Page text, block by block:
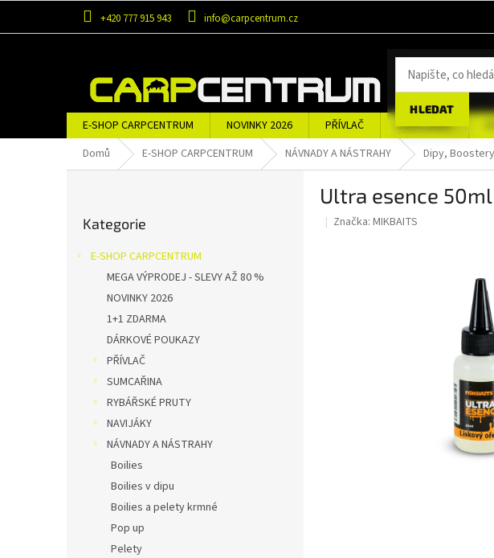
obsah
+420 777 915 943 info@carpcentrum.cz
HLEDAT
E-SHOP CARPCENTRUM NOVINKY 2026 PŘÍVLAČ SUMCAŘINA
OBLEČENÍ A OBUV
ZNAČKY
Domů E-SHOP CARPCENTRUM NÁVNADY A NÁSTRAHY Dipy,
kategorie
Kategorie
E-SHOP CARPCENTRUM
MEGA VÝPRODEJ - SLEVY AŽ 80 %
NOVINKY 2026
1+1 ZDARMA
DÁRKOVÉ POUKAZY
PŘÍVLAČ
SUMCAŘINA
RYBÁŘSKÉ PRUTY
NAVIJÁKY
NÁVNADY A NÁSTRAHY
Boilies
Boilies v dipu
Boilies a pelety krmné
Pop up
Pelety
Ultra esence
Značka: MIKBAITS